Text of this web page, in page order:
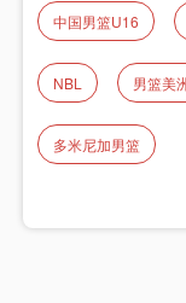
中国男篮U16
NBL 男篮美
多米尼加男篮